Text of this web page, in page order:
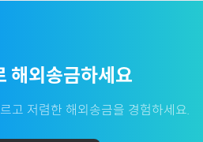
해외송금하세요
고 저렴한 해외송금을 경험하세요.